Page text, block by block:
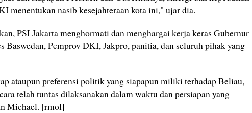
menentukan nasib kesejahteraan kota ini," ujar dia.
PSI Jakarta menghormati dan menghargai kerja keras Gubernur
Baswedan, Pemprov DKI, Jakpro, panitia, dan seluruh pihak yang
ataupun preferensi politik yang siapapun miliki terhadap Beliau,
telah tuntas dilaksanakan dalam waktu dan persiapan yang
Michael. [rmol]